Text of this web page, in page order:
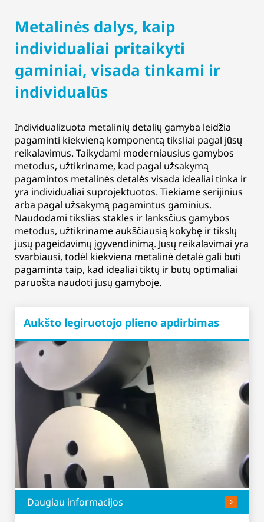
Metalinės dalys, kaip
individualiai pritaikyti
gaminiai, visada tinkami ir
individualūs
Individualizuota metalinių detalių gamyba leidžia
pagaminti kiekvieną komponentą tiksliai pagal jūsų
reikalavimus. Taikydami moderniausius gamybos
metodus, užtikriname, kad pagal užsakymą
pagamintos metalinės detalės visada idealiai tinka ir
yra individualiai suprojektuotos. Tiekiame serijinius
arba pagal užsakymą pagamintus gaminius.
Naudodami tikslias stakles ir lanksčius gamybos
metodus, užtikriname aukščiausią kokybę ir tikslų
jūsų pageidavimų įgyvendinimą. Jūsų reikalavimai yra
svarbiausi, todėl kiekviena metalinė detalė gali būti
pagaminta taip, kad idealiai tiktų ir būtų optimaliai
paruošta naudoti jūsų gamyboje.
Aukšto legiruotojo plieno apdirbimas
Daugiau informacijos